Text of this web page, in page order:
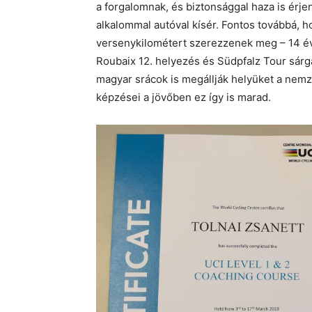
a forgalomnak, és biztonsággal haza is
alkalommal autóval kísér. Fontos továbbá,
versenykilométert szerezzenek meg – 14
Roubaix 12. helyezés és Südpfalz Tour
magyar srácok is megállják helyüket a
képzései a jövőben ez így is marad.